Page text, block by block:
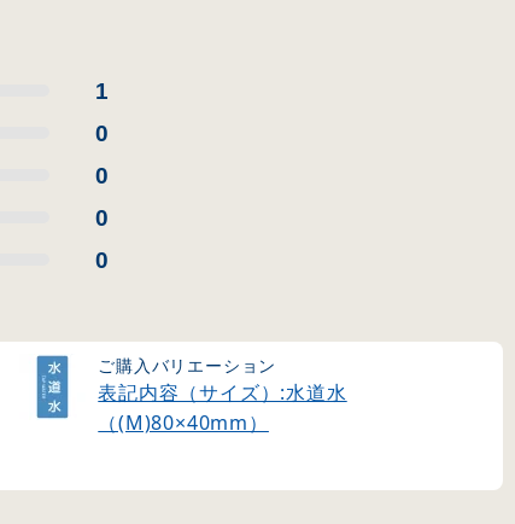
1
0
0
0
0
ご購入バリエーション
表記内容（サイズ）:水道水
（(M)80×40mm）